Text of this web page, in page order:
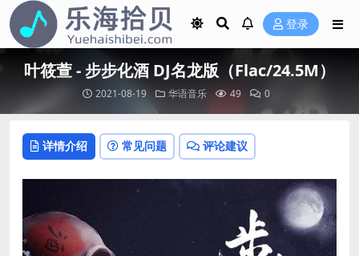
登录
叶筱萱 - 步步化酒 DJ名龙版（Flac/24.5M）
2021-08-19 华语音乐 49 0
详情介绍 常见问题 评论建议